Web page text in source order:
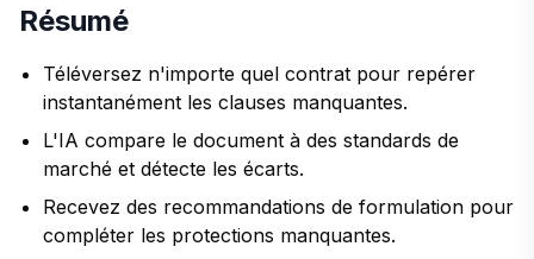
Résumé
Téléversez n'importe quel contrat pour repérer
instantanément les clauses manquantes.
L'IA compare le document à des standards de
marché et détecte les écarts.
Recevez des recommandations de formulation pour
compléter les protections manquantes.